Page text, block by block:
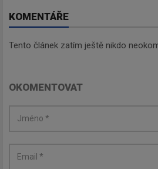
KOMENTÁŘE
Tento článek zatím ještě nikdo
OKOMENTOVAT